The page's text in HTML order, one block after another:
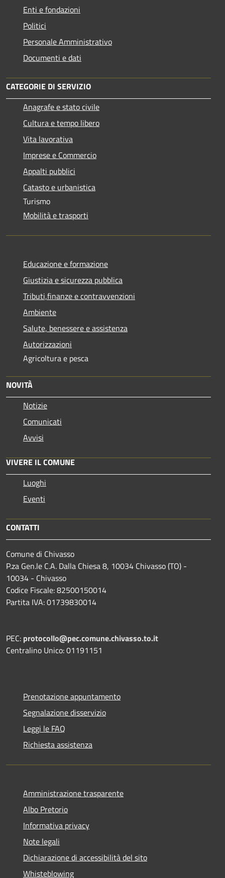
Enti e fondazioni
Politici
Personale Amministrativo
Documenti e dati
CATEGORIE DI SERVIZIO
Anagrafe e stato civile
Cultura e tempo libero
Vita lavorativa
Imprese e Commercio
Appalti pubblici
Catasto e urbanistica
Turismo
Mobilità e trasporti
Educazione e formazione
Giustizia e sicurezza pubblica
Tributi,finanze e contravvenzioni
Ambiente
Salute, benessere e assistenza
Autorizzazioni
Agricoltura e pesca
NOVITÀ
Notizie
Comunicati
Avvisi
VIVERE IL COMUNE
Luoghi
Eventi
CONTATTI
Comune di Chivasso
P.za Gen.le C.A. Dalla Chiesa 8, 10034 Chivasso (TO) -
10034 - Chivasso
Codice Fiscale: 82500150014
Partita IVA: 01739830014
PEC: protocollo@pec.comune.chivasso.to.it
Centralino Unico: 01191151
Prenotazione appuntamento
Segnalazione disservizio
Leggi le FAQ
Richiesta assistenza
Amministrazione trasparente
Albo Pretorio
Informativa privacy
Note legali
Dichiarazione di accessibilità del sito
Whisteblowing